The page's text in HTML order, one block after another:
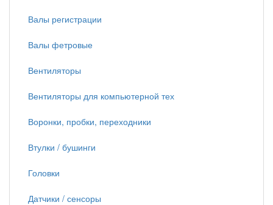
Валы регистрации
Валы фетровые
Вентиляторы
Вентиляторы для компьютерной тех
Воронки, пробки, переходники
Втулки / бушинги
Головки
Датчики / сенсоры